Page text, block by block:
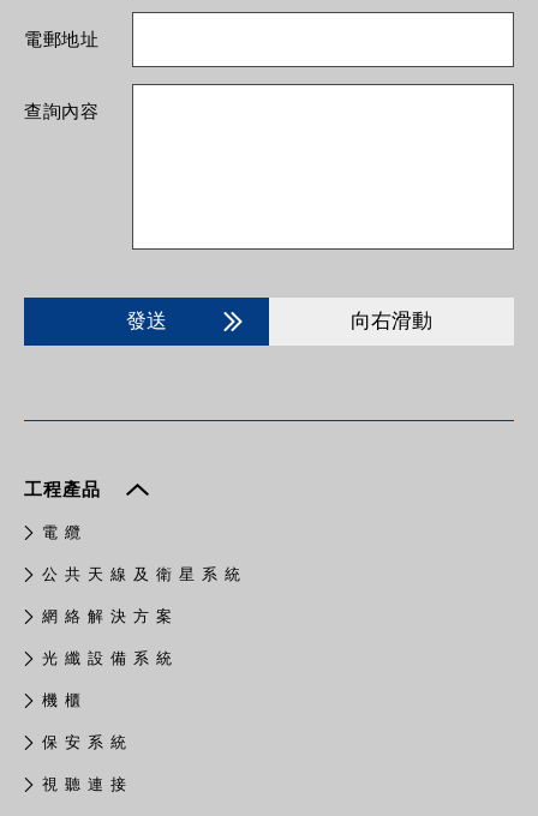
電郵地址
查詢內容
發送 向右滑動
工程產品
電 纜
公 共 天 線 及 衛 星 系 統
網 絡 解 決 方 案
光 纖 設 備 系 統
機 櫃
保 安 系 統
視 聽 連 接